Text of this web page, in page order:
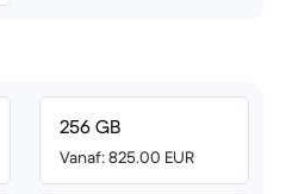
256 GB
Vanaf: 825.00 EUR